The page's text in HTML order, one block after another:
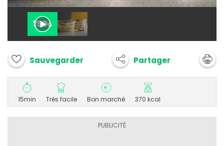
Sauvegarder Partager
15min Très facile Bon marché 370 kcal